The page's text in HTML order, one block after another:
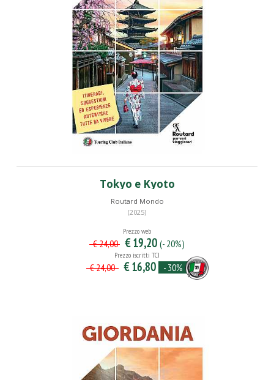
Tokyo e Kyoto
Routard Mondo
(2025)
Prezzo web
€ 24,00 € 19,20 (- 20%)
Prezzo iscritti TCI
€ 24,00 € 16,80 - 30%